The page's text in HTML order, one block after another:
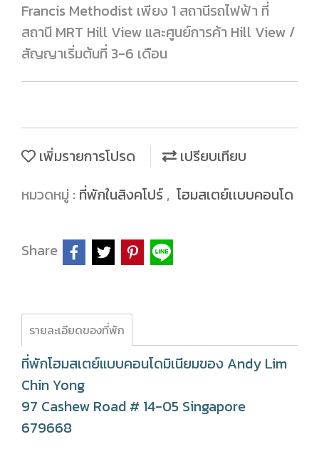
Francis Methodist เพียง 1 สถานีรถไฟฟ้า ที่
สถานี MRT Hill View และศูนย์การค้า Hill View /
สัญญาเริ่มต้นที่ 3-6 เดือน
เพิ่มรายการโปรด
เปรียบเทียบ
หมวดหมู่ : ที่พักในสิงคโปร์ , โฮมสเตย์เเบบคอนโด
Share
รายละเอียดของที่พัก
ที่พักโฮมสเตย์แบบคอนโดมิเนียมของ Andy Lim
Chin Yong
97 Cashew Road # 14-05 Singapore
679668